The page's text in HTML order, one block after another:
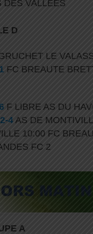
DES VALLEES
D
LE
FC BREAUTE
F LIBRE AS DU
2-4 AS DE
10:00 FC
FC 2
A